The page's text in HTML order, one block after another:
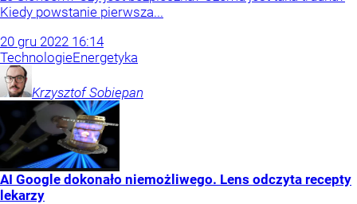
Kiedy powstanie pierwsza...
20 gru 2022 16:14
TechnologieEnergetyka
Krzysztof Sobiepan
AI Google dokonało niemożliwego. Lens odczyta recepty
lekarzy